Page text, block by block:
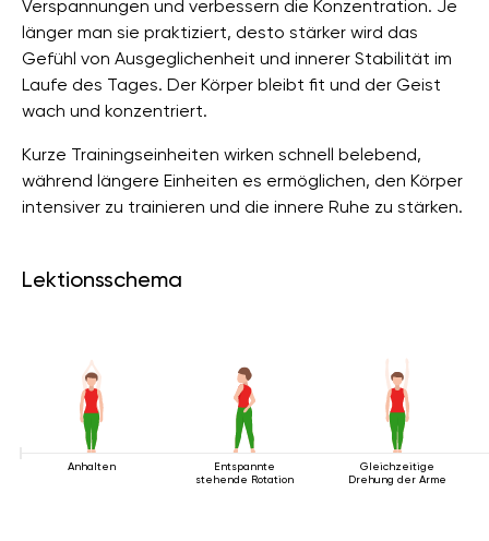
Verspannungen und verbessern die Konzentration. Je
länger man sie praktiziert, desto stärker wird das
Gefühl von Ausgeglichenheit und innerer Stabilität im
Laufe des Tages. Der Körper bleibt fit und der Geist
wach und konzentriert.
Kurze Trainingseinheiten wirken schnell belebend,
während längere Einheiten es ermöglichen, den Körper
intensiver zu trainieren und die innere Ruhe zu stärken.
Lektionsschema
Anhalten
Entspannte
stehende Rotation
Gleichzeitige
Drehung der Arme